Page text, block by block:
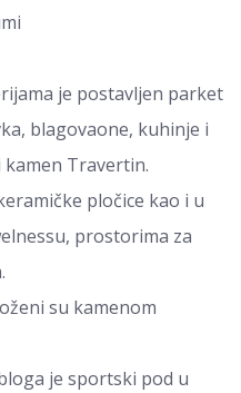
je postavljen parket
blagovaone, kuhinje i
Travertin.
pločice kao i u
prostorima za
su kamenom
je sportski pod u